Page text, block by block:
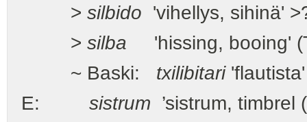
> silbido 'vihellys, sihinä'
> silba 'hissing, booing'
~ Baski: txilibitari
E: sistrum ’sistrum, timbrel